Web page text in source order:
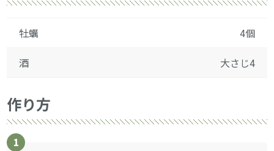
牡蠣 4個
酒 大さじ4
作り方
1